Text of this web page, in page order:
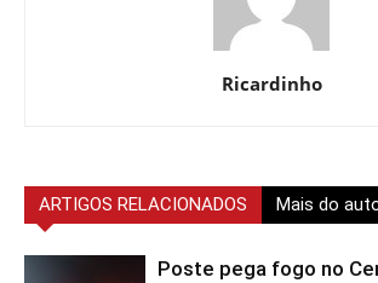
Ricardinho
ARTIGOS RELACIONADOS Mais do
Poste pega fogo no